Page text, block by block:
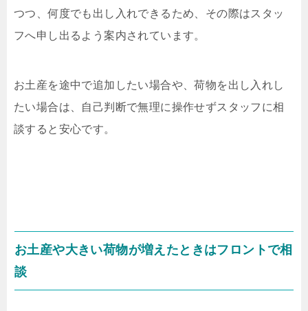
つつ、何度でも出し入れできるため、その際はスタッ
フへ申し出るよう案内されています。
お土産を途中で追加したい場合や、荷物を出し入れし
たい場合は、自己判断で無理に操作せずスタッフに相
談すると安心です。
お土産や大きい荷物が増えたときはフロントで相
談